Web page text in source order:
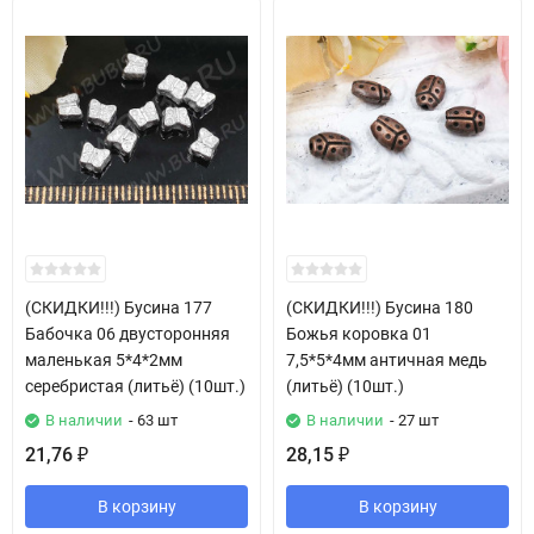
(СКИДКИ!!!) Бусина 177
Бабочка 06 двусторонняя
маленькая 5*4*2мм
серебристая (литьё) (10шт.)
В наличии - 63 шт
21,76 ₽
В корзину
(СКИДКИ!!!) Бусина 180
Божья коровка 01
7,5*5*4мм античная медь
(литьё) (10шт.)
В наличии - 27 шт
28,15 ₽
В корзину